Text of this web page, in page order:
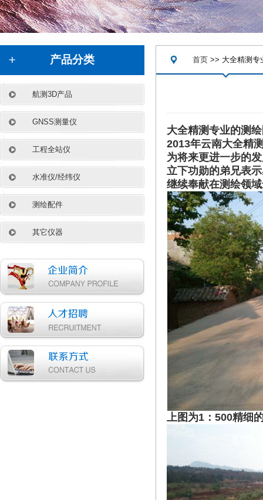
产品分类
航测3D产品
GNSS测量仪
工程全站仪
水准仪/经纬仪
测绘配件
其它仪器
首页 >> 大全精测专
大全精测专业的测
2013年云南大全精
为将来更进一步的
立下功勋的弟兄表
继续奉献在测绘领
上图为1：500精细